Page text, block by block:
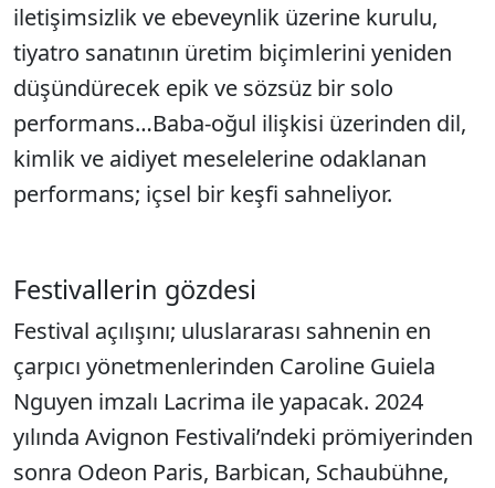
iletişimsizlik ve ebeveynlik üzerine kurulu,
tiyatro sanatının üretim biçimlerini yeniden
düşündürecek epik ve sözsüz bir solo
performans…Baba-oğul ilişkisi üzerinden dil,
kimlik ve aidiyet meselelerine odaklanan
performans; içsel bir keşfi sahneliyor.
Festivallerin gözdesi
Festival açılışını; uluslararası sahnenin en
çarpıcı yönetmenlerinden Caroline Guiela
Nguyen imzalı Lacrima ile yapacak. 2024
yılında Avignon Festivali’ndeki prömiyerinden
sonra Odeon Paris, Barbican, Schaubühne,